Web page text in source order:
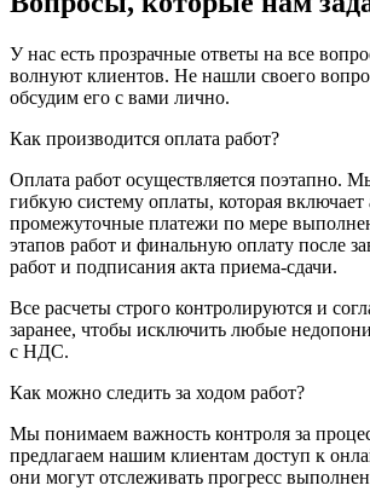
У нас есть прозрачные ответы на все
волнуют клиентов. Не нашли своего
обсудим его с вами лично.
Как производится оплата работ?
Оплата работ осуществляется поэтапно.
гибкую систему оплаты, которая включает
промежуточные платежи по мере
этапов работ и финальную оплату после
работ и подписания акта приема-сдачи.
Все расчеты строго контролируются и
заранее, чтобы исключить любые
с НДС.
Как можно следить за ходом работ?
Мы понимаем важность контроля за
предлагаем нашим клиентам доступ к
они могут отслеживать прогресс